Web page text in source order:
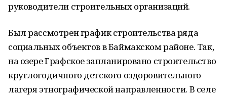
руководители строительных организаций.
Был рассмотрен график строительства ряда
социальных объектов в Баймакском районе. Так,
на озере Графское запланировано строительство
круглогодичного детского оздоровительного
лагеря этнографической направленности. В селе